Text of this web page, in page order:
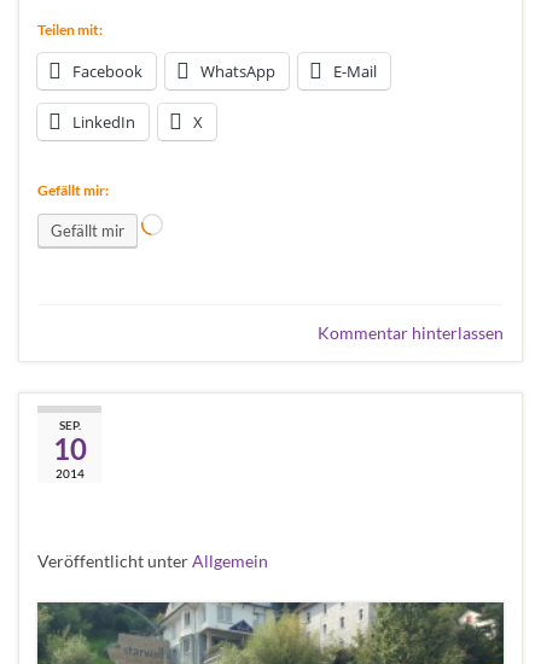
Teilen mit:
Facebook WhatsApp E-Mail
LinkedIn X
Gefällt mir:
Gefällt mir
Kommentar hinterlassen
SEP.
10
2014
Veröffentlicht unterAllgemein